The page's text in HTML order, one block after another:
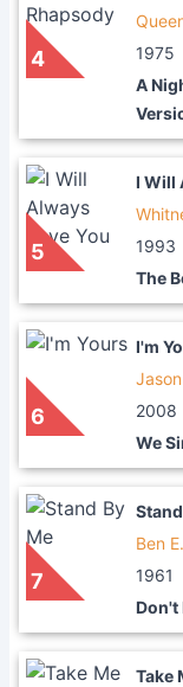
4
1975
A
5
I Will
1993
The
6
I'm
2008
We
7
Ben
1961
Don't
Take